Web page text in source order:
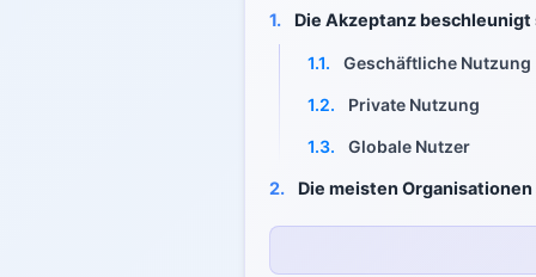
1. Die Akzeptanz
1.1. Geschäftliche Nutzung
1.2. Private Nutzung
1.3. Globale Nutzer
2. Die meisten
3. Globale Akzeptanzmuster